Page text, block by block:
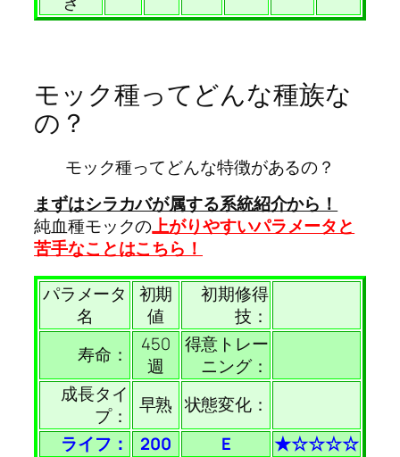
モック種ってどんな種族な
の？
モック種ってどんな特徴があるの？
まずはシラカバが属する系統紹介から！
純血種モックの上がりやすいパラメータと
苦手なことはこちら！
パラメータ
名
初期
値
初期修得
技：
寿命：
450
週
得意トレー
ニング：
成長タイ
プ：
早熟 状態変化：
ライフ：
200 E
★☆☆☆☆